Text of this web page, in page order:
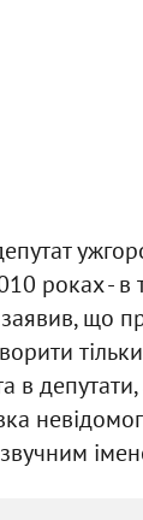
роках - в
що
в